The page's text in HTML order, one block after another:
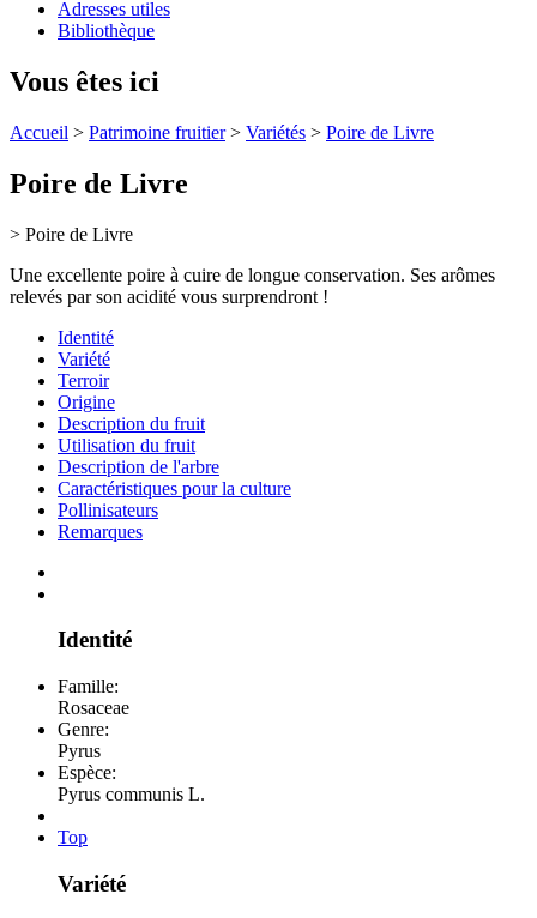
Adresses utiles
Bibliothèque
Vous êtes ici
Accueil > Patrimoine fruitier > Variétés > Poire de Livre
Poire de Livre
> Poire de Livre
Une excellente poire à cuire de longue conservation. Ses arômes
relevés par son acidité vous surprendront !
Identité
Variété
Terroir
Origine
Description du fruit
Utilisation du fruit
Description de l'arbre
Caractéristiques pour la culture
Pollinisateurs
Remarques
Identité
Famille:
Rosaceae
Genre:
Pyrus
Espèce:
Pyrus communis L.
Top
Variété